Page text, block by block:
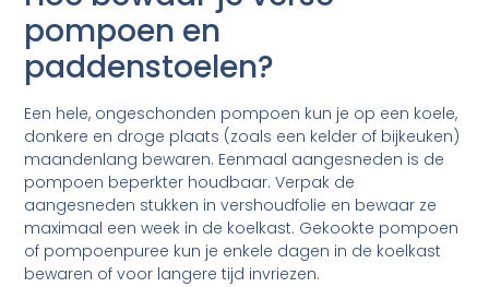
pompoen en
paddenstoelen?
Een hele, ongeschonden pompoen kun je op een koele,
donkere en droge plaats (zoals een kelder of bijkeuken)
maandenlang bewaren. Eenmaal aangesneden is de
pompoen beperkter houdbaar. Verpak de
aangesneden stukken in vershoudfolie en bewaar ze
maximaal een week in de koelkast. Gekookte pompoen
of pompoenpuree kun je enkele dagen in de koelkast
bewaren of voor langere tijd invriezen.